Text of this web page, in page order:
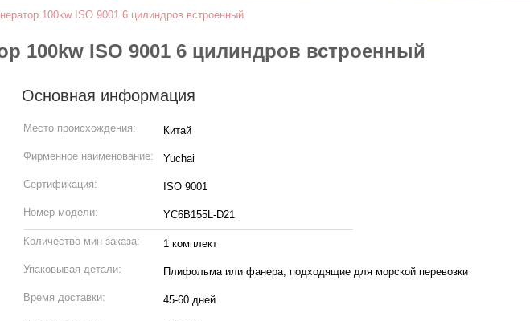
100kw ISO 9001 6 цилиндров встроенный
100kw ISO 9001 6 цилиндров встроенный
Основная информация
Место происхождения: Китай
Фирменное наименование: Yuchai
Сертификация: ISO 9001
Номер модели: YC6B155L-D21
Количество мин заказа: 1 комплект
Упаковывая детали: Плифольма или фанера, подходящие для морской перевозки
Время доставки: 45-60 дней